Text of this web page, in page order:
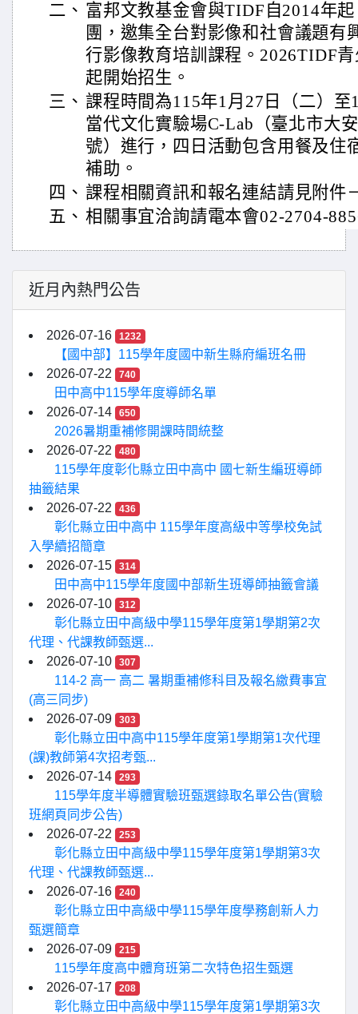
二、 富邦文教基金會與TIDF自2014年
團，邀集全台對影像和社會議題有
行影像教育培訓課程。2026TIDF
起開始招生。
三、 課程時間為115年1月27日（二）
當代文化實驗場C-Lab（臺北市大
號）進行，四日活動包含用餐及住
補助。
四、 課程相關資訊和報名連結請見附件
五、 相關事宜洽詢請電本會02-2704-
近月內熱門公告
2026-07-16 1232
【國中部】115學年度國中新生縣府編班名冊
2026-07-22
740
田中高中115學年度導師名單
2026-07-14
650
2026暑期重補修開課時間統整
2026-07-22
480
115學年度彰化縣立田中高中 國七新生編班導師
抽籤結果
2026-07-22
436
彰化縣立田中高中 115學年度高級中等學校免試
入學續招簡章
2026-07-15
314
田中高中115學年度國中部新生班導師抽籤會議
2026-07-10
312
彰化縣立田中高級中學115學年度第1學期第2次
代理、代課教師甄選...
2026-07-10
307
114-2 高一 高二 暑期重補修科目及報名繳費事宜
(高三同步)
2026-07-09
303
彰化縣立田中高中115學年度第1學期第1次代理
(課)教師第4次招考甄...
2026-07-14
293
115學年度半導體實驗班甄選錄取名單公告(實驗
班網頁同步公告)
2026-07-22
253
彰化縣立田中高級中學115學年度第1學期第3次
代理、代課教師甄選...
2026-07-16
240
彰化縣立田中高級中學115學年度學務創新人力
甄選簡章
2026-07-09
215
115學年度高中體育班第二次特色招生甄選
2026-07-17
208
彰化縣立田中高級中學115學年度第1學期第3次